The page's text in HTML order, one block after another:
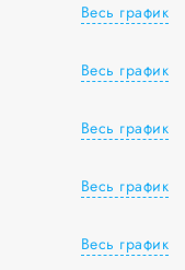
Весь график
Весь график
Весь график
Весь график
Весь график